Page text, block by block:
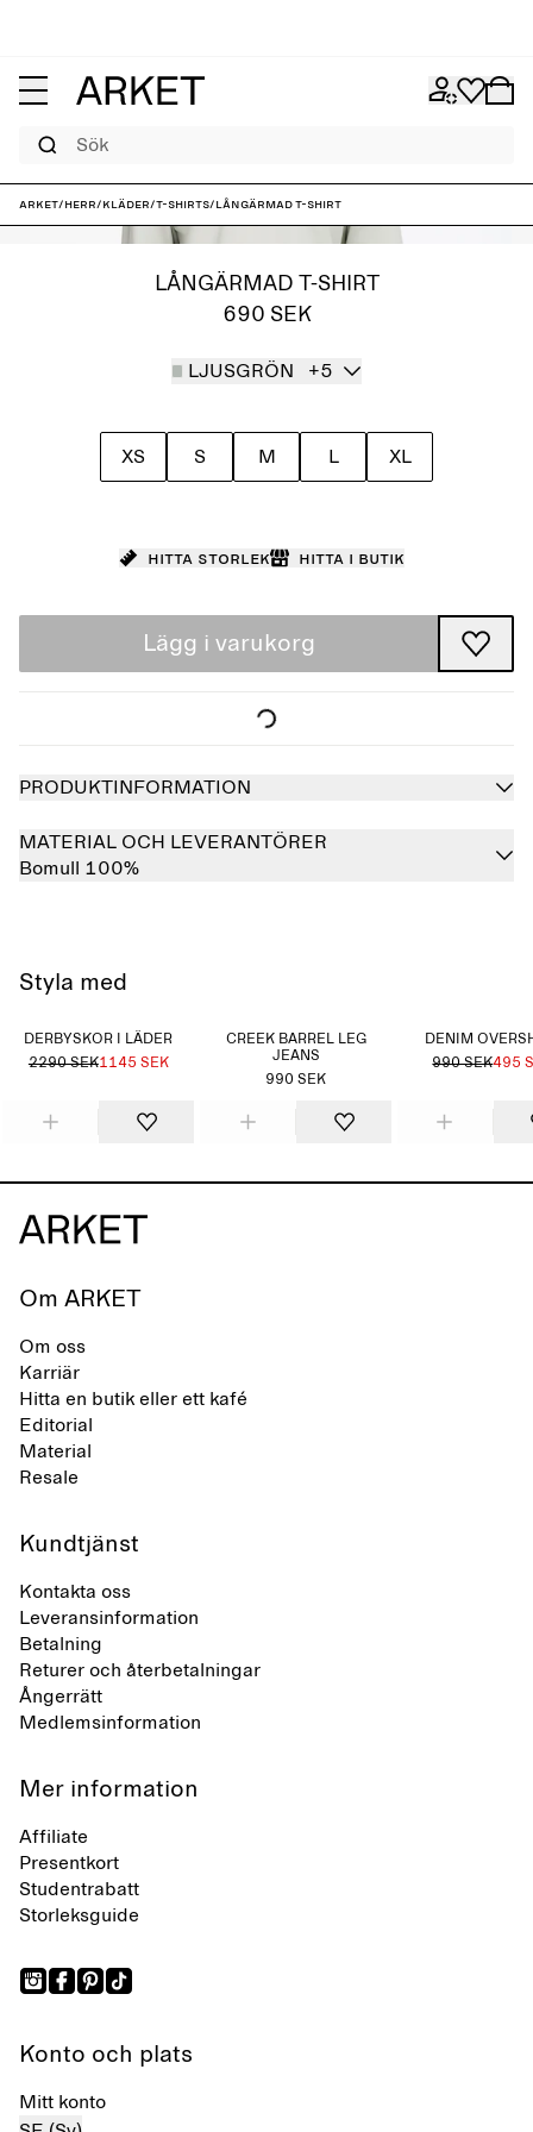
ARKET/Herr/Kläder/T-shirts/Långärmad t-shirt
LÅNGÄRMAD T-SHIRT
690 SEK
LJUSGRÖN +5
XS S M L XL
Hitta storlek Hitta i butik
Lägg i varukorg
PRODUKTINFORMATION
MATERIAL OCH LEVERANTÖRER
Bomull 100%
Styla med
DERBYSKOR I LÄDER
2290 SEK1145 SEK
CREEK BARREL LEG
JEANS
990 SEK
DENIM
990 SEK495
Om ARKET
Om oss
Karriär
Hitta en butik eller ett kafé
Editorial
Material
Resale
Kundtjänst
Kontakta oss
Leveransinformation
Betalning
Returer och återbetalningar
Ångerrätt
Medlemsinformation
Mer information
Affiliate
Presentkort
Studentrabatt
Storleksguide
Konto och plats
Mitt konto